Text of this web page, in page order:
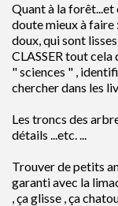
Quant à la forêt...et
doute mieux à faire
doux, qui sont
CLASSER tout cela
" sciences " ,
chercher dans les
Les troncs des
détails ...etc. ...
Trouver de petits
garanti avec la
, ça glisse , ça